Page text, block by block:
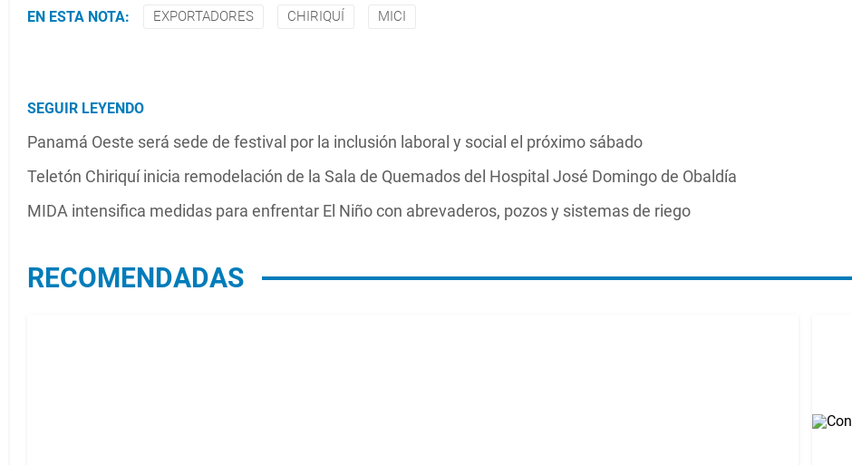
EN ESTA NOTA: EXPORTADORES CHIRIQUÍ MICI
SEGUIR LEYENDO
Panamá Oeste será sede de festival por la inclusión laboral y social el próximo sábado
Teletón Chiriquí inicia remodelación de la Sala de Quemados del Hospital José Domingo de Obaldía
MIDA intensifica medidas para enfrentar El Niño con abrevaderos, pozos y sistemas de riego
RECOMENDADAS